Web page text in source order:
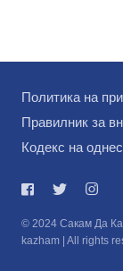
Политика на
Правилник за
Кодекс на
© 2024 Сакам Да
kazham | All rights